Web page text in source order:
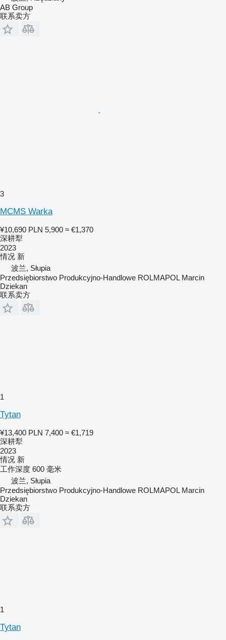
AB Group
联系卖方
3
MCMS Warka
¥10,690 PLN 5,900 ≈ €1,370
深耕犁
2023
情况 新
波兰, Słupia
Przedsiębiorstwo Produkcyjno-Handlowe ROLMAPOL Marcin
Dziekan
联系卖方
1
Tytan
¥13,400 PLN 7,400 ≈ €1,719
深耕犁
2023
情况 新
工作深度 600 毫米
波兰, Słupia
Przedsiębiorstwo Produkcyjno-Handlowe ROLMAPOL Marcin
Dziekan
联系卖方
1
Tytan